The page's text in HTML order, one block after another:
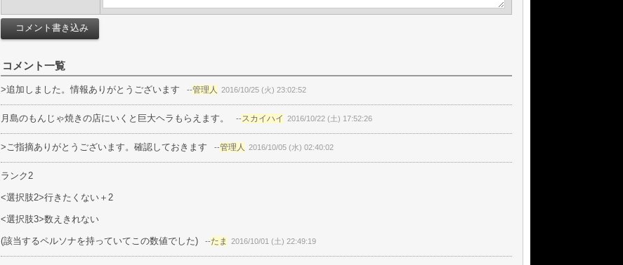
コメント一覧
>追加しました。情報ありがとうございます --管理人 2016/10/25 (火) 23:02:52
月島のもんじゃ焼きの店にいくと巨大ヘラもらえます。 --スカイハイ 2016/10/22 (土) 17:52:26
>ご指摘ありがとうございます。確認しておきます --管理人 2016/10/05 (水) 02:40:02
ランク2
<選択肢2>行きたくない＋2
<選択肢3>数えきれない
(該当するペルソナを持っていてこの数値でした) --たま 2016/10/01 (土) 22:49:19